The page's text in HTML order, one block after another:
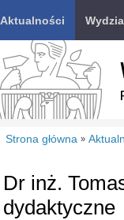
Aktualności
Strona główna »
Dr inż.
dydaktyczne